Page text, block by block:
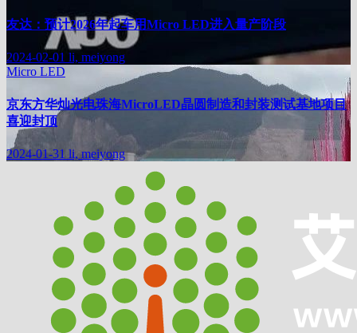
友达：预计2026年起车用Micro LED进入量产阶段
2024-02-01 li, meiyong
Micro LED
京东方华灿光电珠海MicroLED晶圆制造和封装测试基地项目
喜迎封顶
2024-01-31 li, meiyong